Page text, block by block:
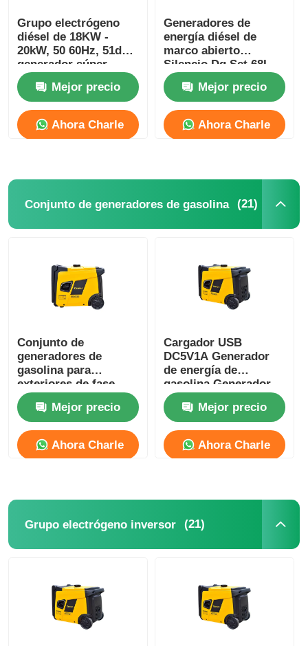
bomba de aguas residuales
Grupo electrógeno
diésel de 18KW -
20kW, 50 60Hz, 51dB,
generador súper
silencioso RDE25SS3
Mejor precio
Ahora Charle
Generadores de
energía diésel de
marco abierto
Silencio Dg Set 68L
Generador de energía
diésel industrial Tipo
silencioso
Mejor precio
Ahora Charle
Conjunto de generadores de gasolina (21)
Conjunto de
generadores de
gasolina para
exteriores de fase
única paralelo para el
sitio de construcción
Mejor precio
Ahora Charle
Cargador USB
DC5V1A Generador
de energía de
gasolina Generador
de gasolina portátil
de cilindro único
Mejor precio
Ahora Charle
Grupo electrógeno inversor (21)